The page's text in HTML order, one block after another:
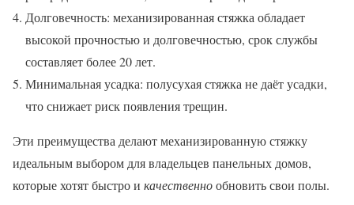
Долговечность: механизированная стяжка обладает
высокой прочностью и долговечностью, срок службы
составляет более 20 лет.
Минимальная усадка: полусухая стяжка не даёт усадки,
что снижает риск появления трещин.
Эти преимущества делают механизированную стяжку
идеальным выбором для владельцев панельных домов,
которые хотят быстро и качественнообновить свои полы.